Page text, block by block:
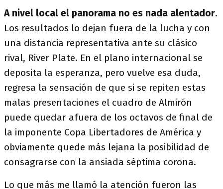
A nivel local el panorama no es nada alentador.
Los resultados lo dejan fuera de la lucha y con
una distancia representativa ante su clásico
rival, River Plate. En el plano internacional se
deposita la esperanza, pero vuelve esa duda,
regresa la sensación de que si se repiten estas
malas presentaciones el cuadro de Almirón
puede quedar afuera de los octavos de final de
la imponente Copa Libertadores de América y
obviamente quede más lejana la posibilidad de
consagrarse con la ansiada séptima corona.
Lo que más me llamó la atención fueron las